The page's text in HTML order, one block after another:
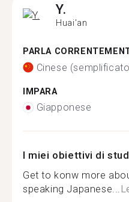
Y.
Huai'an
PARLA
Cinese
IMPARA
Giapponese
I miei obiettivi di
Get to konw more
speaking Japanese...